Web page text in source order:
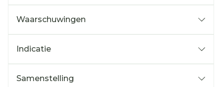
Waarschuwingen
Indicatie
Samenstelling